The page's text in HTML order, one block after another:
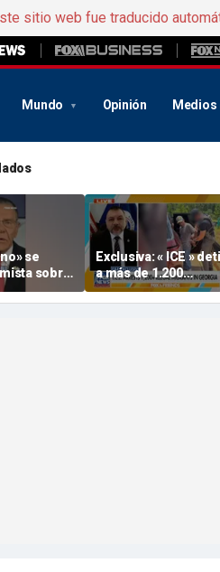
sitio web fue traducido
Mundo Opinión
se
sobre
del
Exclusiva: « ICE »
a más de 1.200
inmigrantes
una operación de «